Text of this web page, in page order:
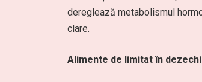
dereglează metabolismul
clare.
Alimente de limitat în